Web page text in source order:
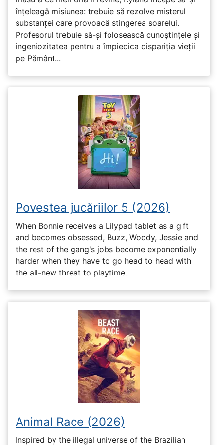
înțeleagă misiunea: trebuie să rezolve misterul
substanței care provoacă stingerea soarelui.
Profesorul trebuie să-și folosească cunoștințele și
ingeniozitatea pentru a împiedica dispariția vieții
pe Pământ...
Povestea jucăriilor 5 (2026)
When Bonnie receives a Lilypad tablet as a gift
and becomes obsessed, Buzz, Woody, Jessie and
the rest of the gang's jobs become exponentially
harder when they have to go head to head with
the all-new threat to playtime.
Animal Race (2026)
Inspired by the illegal universe of the Brazilian